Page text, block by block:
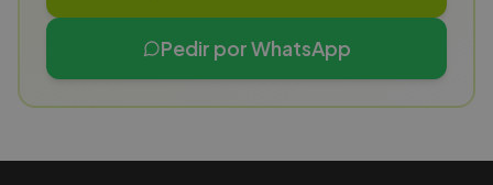
Pedir por WhatsApp